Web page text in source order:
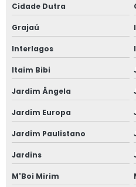
Empresa de emissão de
Fabricação de tampas de
Fabricação de tremonhas de
Reforma de tremonhas de
Serviço de reforma de
Empresa de reforma de
Fabricação de estrutura de
Cidade Dutra
Grajaú
Interlagos
Itaim Bibi
Jardim Ângela
Jardim Europa
Jardim Paulistano
Jardins
M'Boi Mirim